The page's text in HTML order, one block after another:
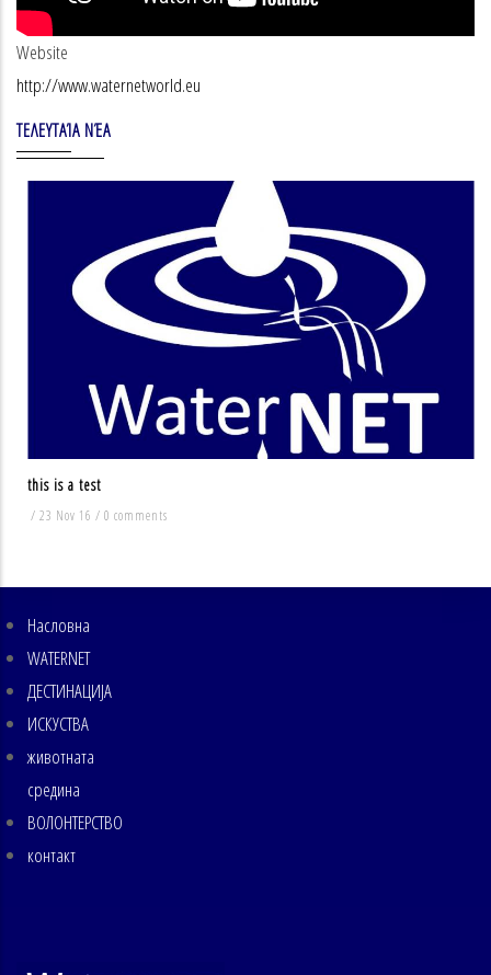
Website
http://www.waternetworld.eu
ΤΕΛΕΥΤΑΊΑ ΝΈΑ
this is a test
/ 23 Nov 16 / 0 comments
MAIN
NAVIGATION
Насловна
WATERNET
ДЕСТИНАЦИЈА
ИСКУСТВА
животната
средина
ВОЛОНТЕРСТВО
контакт